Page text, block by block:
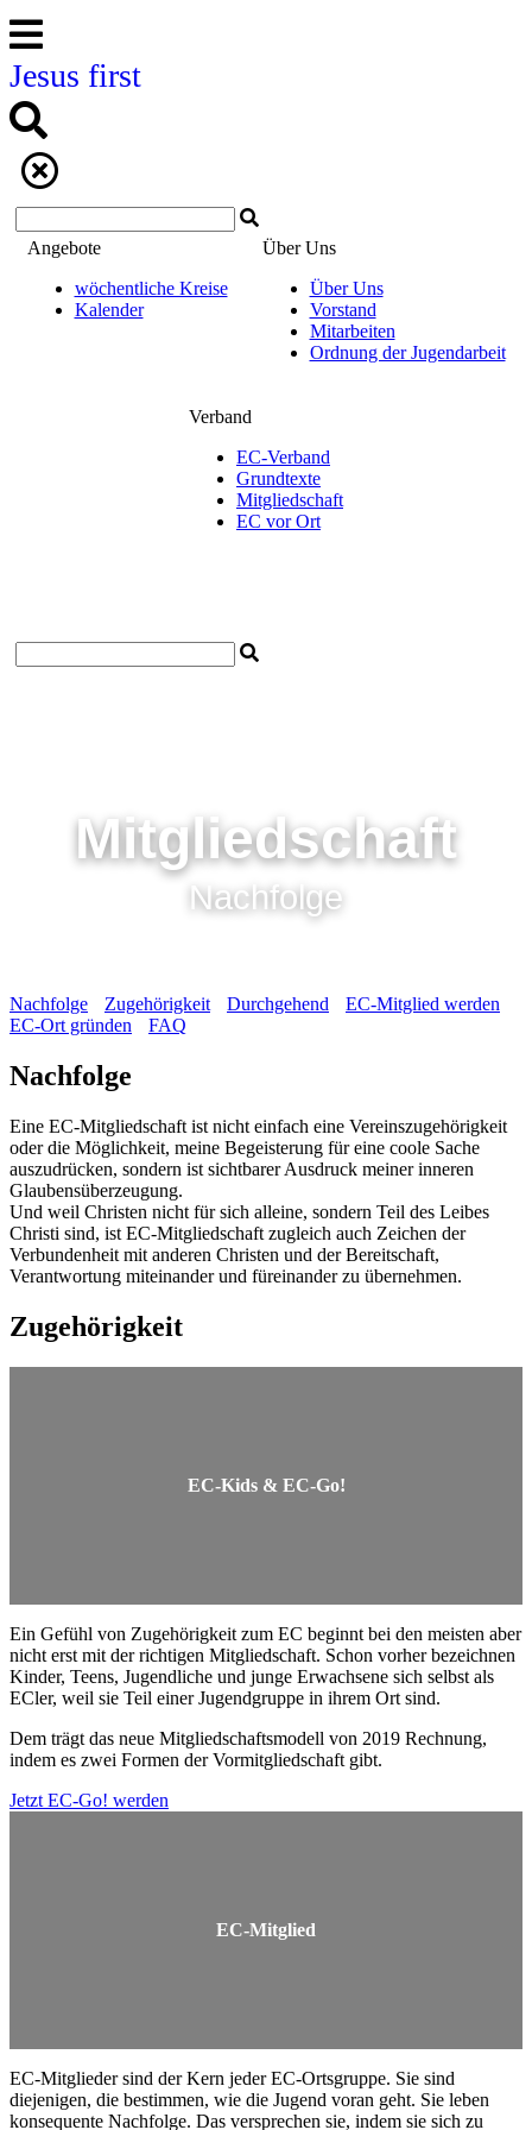
Jesus first
Angebote
wöchentliche Kreise
Kalender
Über Uns
Über Uns
Vorstand
Mitarbeiten
Ordnung der Jugendarbeit
Verband
EC-Verband
Grundtexte
Mitgliedschaft
EC vor Ort
Mitgliedschaft
Nachfolge
Nachfolge Zugehörigkeit Durchgehend
EC-Mitglied werden
EC-Ort gründen
FAQ
Nachfolge
Eine EC-Mitgliedschaft ist nicht einfach eine Vereinszugehörigkeit
oder die Möglichkeit, meine Begeisterung für eine coole Sache
auszudrücken, sondern ist sichtbarer Ausdruck meiner inneren
Glaubensüberzeugung.
Und weil Christen nicht für sich alleine, sondern Teil des Leibes
Christi sind, ist EC-Mitgliedschaft zugleich auch Zeichen der
Verbundenheit mit anderen Christen und der Bereitschaft,
Verantwortung miteinander und füreinander zu übernehmen.
Zugehörigkeit
EC-Kids & EC-Go!
Ein Gefühl von Zugehörigkeit zum EC beginnt bei den meisten aber
nicht erst mit der richtigen Mitgliedschaft. Schon vorher bezeichnen
Kinder, Teens, Jugendliche und junge Erwachsene sich selbst als
ECler, weil sie Teil einer Jugendgruppe in ihrem Ort sind.
Dem trägt das neue Mitgliedschaftsmodell von 2019 Rechnung,
indem es zwei Formen der Vormitgliedschaft gibt.
Jetzt EC-Go! werden
EC-Mitglied
EC-Mitglieder sind der Kern jeder EC-Ortsgruppe. Sie sind
diejenigen, die bestimmen, wie die Jugend voran geht. Sie leben
konsequente Nachfolge. Das versprechen sie, indem sie sich zu